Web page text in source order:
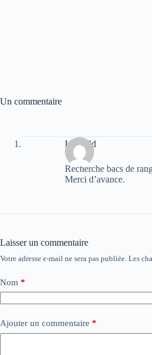
Un commentaire
Léopold
Recherche bacs de
Merci d’avance.
Laisser un commentaire
Votre adresse e-mail ne sera pas publiée. Les
Nom *
Ajouter un commentaire *